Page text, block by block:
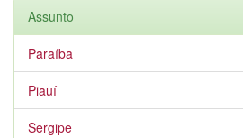
Assunto
Paraíba
Piauí
Sergipe